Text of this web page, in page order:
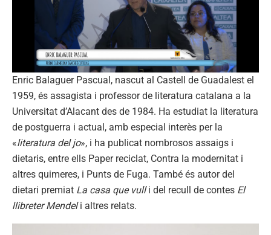
Enric Balaguer Pascual, nascut al Castell de Guadalest el
1959, és assagista i professor de literatura catalana a la
Universitat d’Alacant des de 1984. Ha estudiat la literatura
de postguerra i actual, amb especial interès per la
«literatura del jo», i ha publicat nombrosos assaigs i
dietaris, entre ells Paper reciclat, Contra la modernitat i
altres quimeres, i Punts de Fuga. També és autor del
dietari premiat La casa que vulli del recull de contes El
llibreter Mendeli altres relats.